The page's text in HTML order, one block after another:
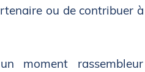
ou de contribuer
moment